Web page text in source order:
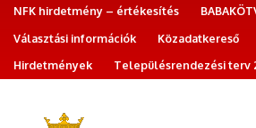
NFK hirdetmény – értékesítés
Választási információk
Közadatkereső
Hirdetmények
Településrendezési terv